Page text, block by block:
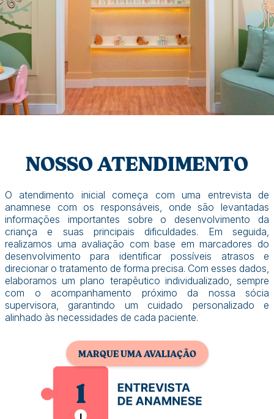
NOSSO ATENDIMENTO
O atendimento inicial começa com uma entrevista de
anamnese com os responsáveis, onde são levantadas
informações importantes sobre o desenvolvimento da
criança e suas principais dificuldades. Em seguida,
realizamos uma avaliação com base em marcadores do
desenvolvimento para identificar possíveis atrasos e
direcionar o tratamento de forma precisa. Com esses dados,
elaboramos um plano terapêutico individualizado, sempre
com o acompanhamento próximo da nossa sócia
supervisora, garantindo um cuidado personalizado e
alinhado às necessidades de cada paciente.
MARQUE UMA AVALIAÇÃO